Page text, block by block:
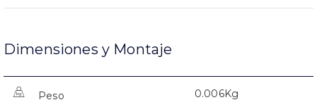
Dimensiones y Montaje
Peso 0.006Kg